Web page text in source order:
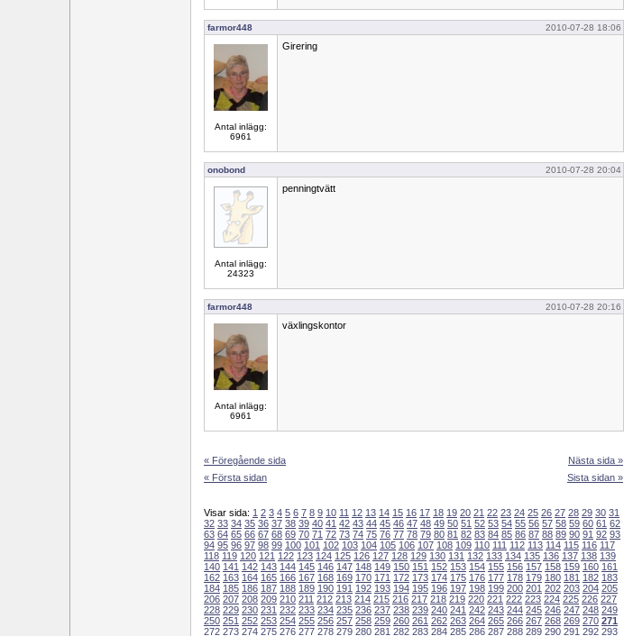
farmor448 2010-07-28 18:06
Antal inlägg:
6961
Girering
onobond 2010-07-28 20:04
Antal inlägg:
24323
penningtvätt
farmor448 2010-07-28 20:16
Antal inlägg:
6961
växlingskontor
« Föregående sida
« Första sidan
Nästa sida »
Sista sidan »
Visar sida: 1 2 3 4 5 6 7 8 9 10 11 12 13 14 15 16 17 18 19 20 21 22 23 24 25 26 27 28 29 30 31
32 33 34 35 36 37 38 39 40 41 42 43 44 45 46 47 48 49 50 51 52 53 54 55 56 57 58 59 60 61 62
63 64 65 66 67 68 69 70 71 72 73 74 75 76 77 78 79 80 81 82 83 84 85 86 87 88 89 90 91 92 93
94 95 96 97 98 99 100 101 102 103 104 105 106 107 108 109 110 111 112 113 114 115 116 117
118 119 120 121 122 123 124 125 126 127 128 129 130 131 132 133 134 135 136 137 138 139
140 141 142 143 144 145 146 147 148 149 150 151 152 153 154 155 156 157 158 159 160 161
162 163 164 165 166 167 168 169 170 171 172 173 174 175 176 177 178 179 180 181 182 183
184 185 186 187 188 189 190 191 192 193 194 195 196 197 198 199 200 201 202 203 204 205
206 207 208 209 210 211 212 213 214 215 216 217 218 219 220 221 222 223 224 225 226 227
228 229 230 231 232 233 234 235 236 237 238 239 240 241 242 243 244 245 246 247 248 249
250 251 252 253 254 255 256 257 258 259 260 261 262 263 264 265 266 267 268 269 270 271
272 273 274 275 276 277 278 279 280 281 282 283 284 285 286 287 288 289 290 291 292 293